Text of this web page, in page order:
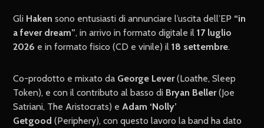
Gli Haken sono entusiasti di annunciare l’uscita dell’EP “in
a fever dream”, in arrivo in formato digitale il17 luglio
2026 e in formato fisico (CD e vinile) il 18 settembre.
Co-prodotto e mixato da George Lever(Loathe, Sleep
Token), e con il contributo al basso di Bryan Beller(Joe
Satriani, The Aristocrats) e Adam ‘Nolly’
Getgood (Periphery), con questo lavoro la band ha dato